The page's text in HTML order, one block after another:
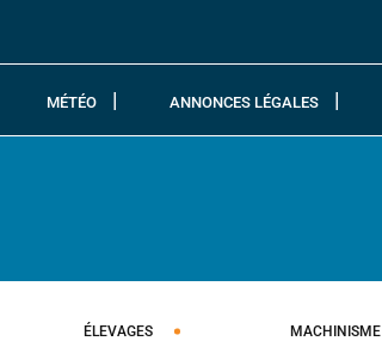
MÉTÉO ANNONCES LÉGALES
ÉLEVAGES MACHINISME